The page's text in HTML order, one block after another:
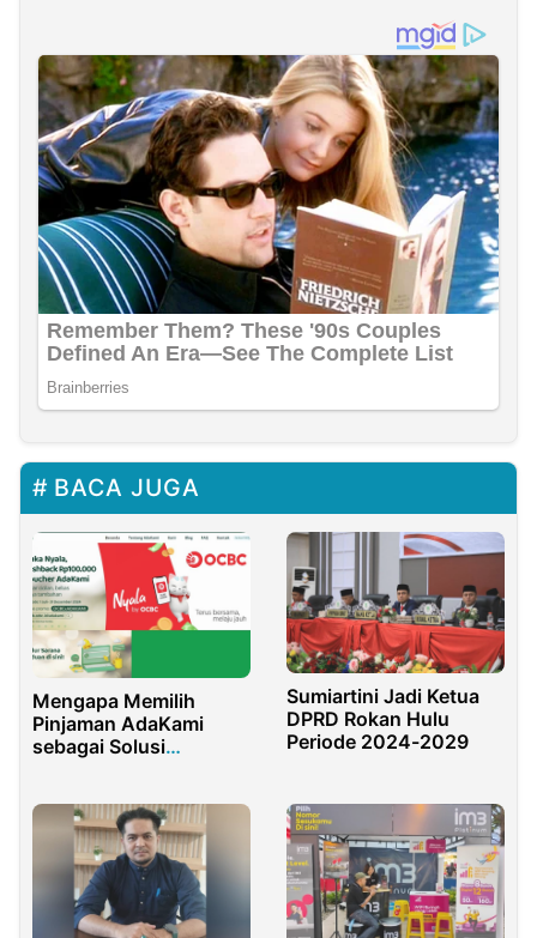
BACA JUGA
Mengapa Memilih
Pinjaman AdaKami
sebagai Solusi
Sumiartini Jadi Ketua
DPRD Rokan Hulu
Periode 2024-2029